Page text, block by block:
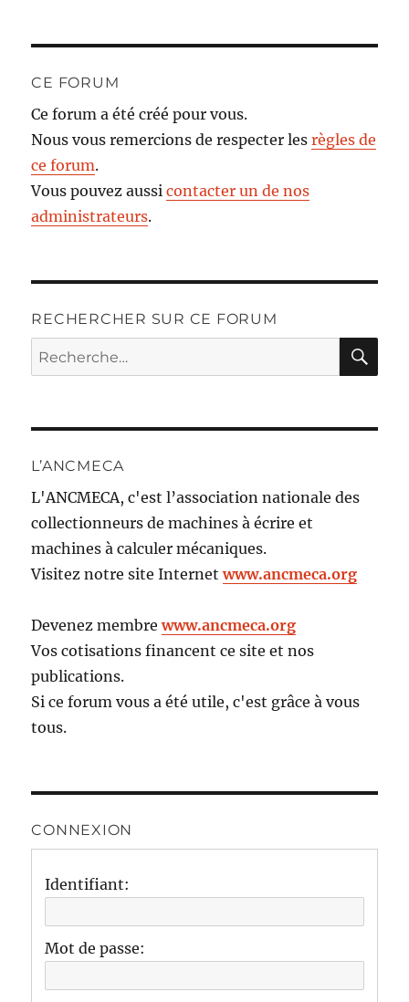
CE FORUM
Ce forum a été créé pour vous.
Nous vous remercions de respecter lesrègles de
ce forum.
Vous pouvez aussicontacter un de nos
administrateurs.
RECHERCHER SUR CE FORUM
Recherche
pour :
L’ANCMECA
L'ANCMECA, c'est l’association nationale des
collectionneurs de machines à écrire et
machines à calculer mécaniques.
Visitez notre site Internetwww.ancmeca.org
Devenez membrewww.ancmeca.org
Vos cotisations financent ce site et nos
publications.
Si ce forum vous a été utile, c'est grâce à vous
tous.
CONNEXION
Identifiant:
Mot de passe: